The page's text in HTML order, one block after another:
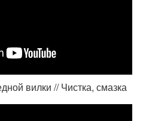
вилки // Чистка, смазка